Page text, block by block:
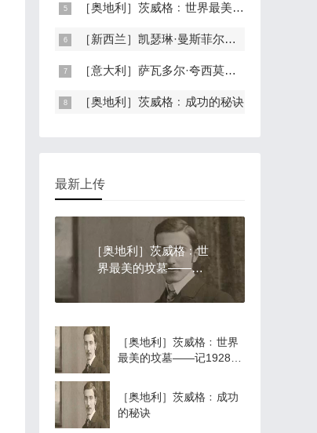
［奥地利］茨威格﹕世界最美的坟墓——记1928年的一次俄国旅行
［新西兰］凯瑟琳·曼斯菲尔德﹕健康是一种去生活的力量
［意大利］萨瓦多尔·夸西莫多﹕在诺贝尔文学奖获奖仪式上的演说
［奥地利］茨威格﹕成功的秘诀
最新上传
［奥地利］茨威格﹕世
界最美的坟墓——记
1928年的一次俄国旅行
［奥地利］茨威格﹕世界
最美的坟墓——记1928年
［奥地利］茨威格﹕成功
的秘诀